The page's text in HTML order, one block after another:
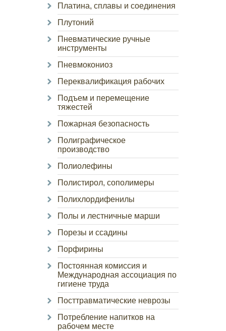
Платина, сплавы и соединения
Плутоний
Пневматические ручные
инструменты
Пневмокониоз
Переквалификация рабочих
Подъем и перемещение
тяжестей
Пожарная безопасность
Полиграфическое
производство
Полиолефины
Полистирол, сополимеры
Полихлордифенилы
Полы и лестничные марши
Порезы и ссадины
Порфирины
Постоянная комиссия и
Международная ассоциация по
гигиене труда
Посттравматические неврозы
Потребление напитков на
рабочем месте